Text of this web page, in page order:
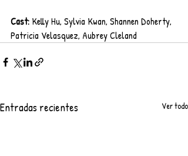
Cast: Kelly Hu, Sylvia Kwan, Shannen Doherty,
Patricia Velasquez, Aubrey Cleland
Entradas recientes Ver todo